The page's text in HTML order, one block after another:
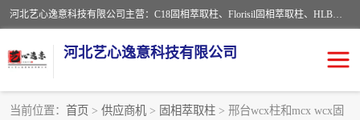
河北艺心逸意科技有限公司主营：C18固相萃取柱、Florisil固相萃取柱、HLB固相萃取柱、MCX固相萃取柱、QuEChERS、固相萃取空柱、针式过滤器 、固相萃取柱、黄曲霉毒素亲和柱。全国咨询热线：18630105913。河北艺心逸意科技有限公司接受来样定做，我们秉承着“顾客至上，锐意进取”的经营理念，坚持客户至上的原则为广大客户提供优质的服务，欢迎广大客户惠顾！免费咨询！
河北艺心逸意科技有限公司
当前位置： 首页 > 供应商机 > 固相萃取柱 > 邢台wcx柱和mcx wcx固